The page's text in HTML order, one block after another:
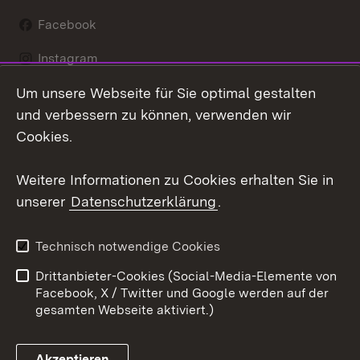
Facebook
Instagram
LinkedIn
Datenschutz
Barrierefreiheit
Impressum
Cookies
Um unsere Webseite für Sie optimal gestalten
und verbessern zu können, verwenden wir
Cookies.
Weitere Informationen zu Cookies erhalten Sie in
unserer Datenschutzerklärung.
Technisch notwendige Cookies
Drittanbieter-Cookies (Social-Media-Elemente von
Facebook, X / Twitter und Google werden auf der
gesamten Webseite aktiviert.)